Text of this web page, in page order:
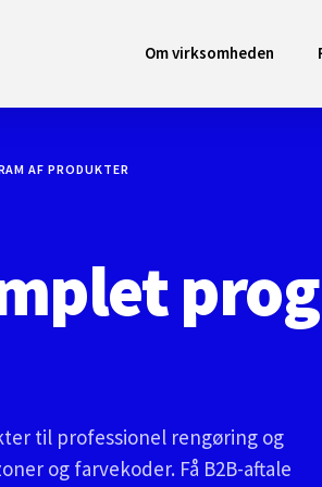
Om virksomheden
AF PRODUKTER
til professionel rengøring og
og farvekoder. Få B2B-aftale